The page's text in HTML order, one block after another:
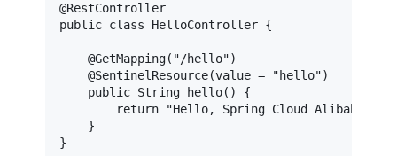
@RestController
public class HelloController {
@GetMapping("/hello")
@SentinelResource(value = "hello")
public String hello()
{
return
"Hello, Spring Cloud Alibaba!"
    }